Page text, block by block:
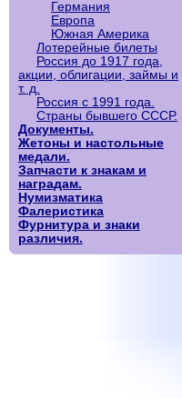
Германия
Европа
Южная Америка
Лотерейные билеты
Россия до 1917 года,
акции, облигации, займы и
т. д.
Россия с 1991 года.
Страны бывшего СССР.
Документы.
Жетоны и настольные
медали.
Запчасти к знакам и
наградам.
Нумизматика
Фалеристика
Фурнитура и знаки
различия.